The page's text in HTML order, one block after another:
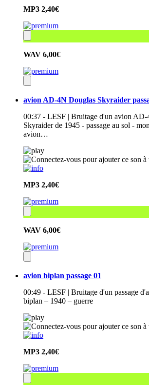
MP3 2,40€
WAV 6,00€
avion AD-4N Douglas Skyraider
00:37 - LESF | Bruitage d'un avion
Skyraider de 1945 - passage au sol -
avion…
MP3 2,40€
WAV 6,00€
avion biplan passage 01
00:49 - LESF | Bruitage d'un passage
biplan – 1940 – guerre
MP3 2,40€